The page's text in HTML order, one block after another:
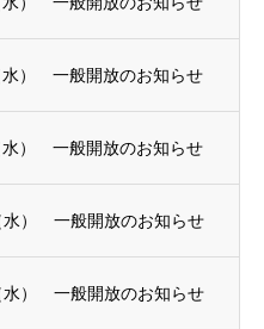
水） 一般開放のお知らせ
） 一般開放のお知らせ
水） 一般開放のお知らせ
水） 一般開放のお知らせ